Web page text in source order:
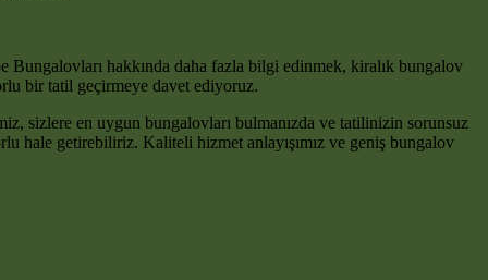
Bungalovları hakkında daha fazla bilgi edinmek, kiralık bungalov
bir tatil geçirmeye davet ediyoruz.
sizlere en uygun bungalovları bulmanızda ve tatilinizin sorunsuz
hale getirebiliriz. Kaliteli hizmet anlayışımız ve geniş bungalov